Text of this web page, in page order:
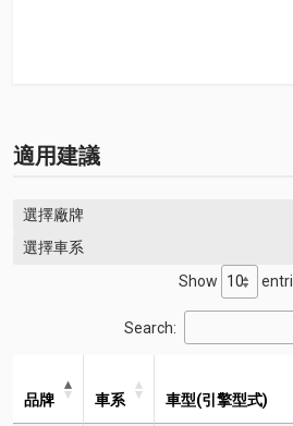
適用建議
選擇廠牌
選擇車系
Show
Search:
品牌 車系 車型(引擎型式)